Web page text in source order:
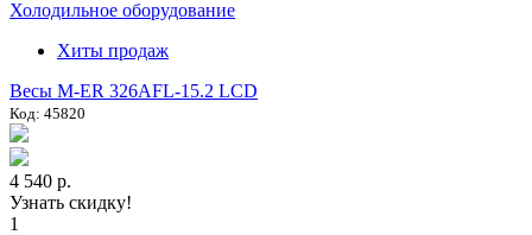
Холодильное оборудование
Хиты продаж
Весы M-ER 326AFL-15.2 LCD
Код: 45820
4 540 р.
Узнать скидку!
1